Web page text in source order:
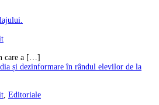
care a […]
și dezinformare în rândul elevilor de la
, Editoriale